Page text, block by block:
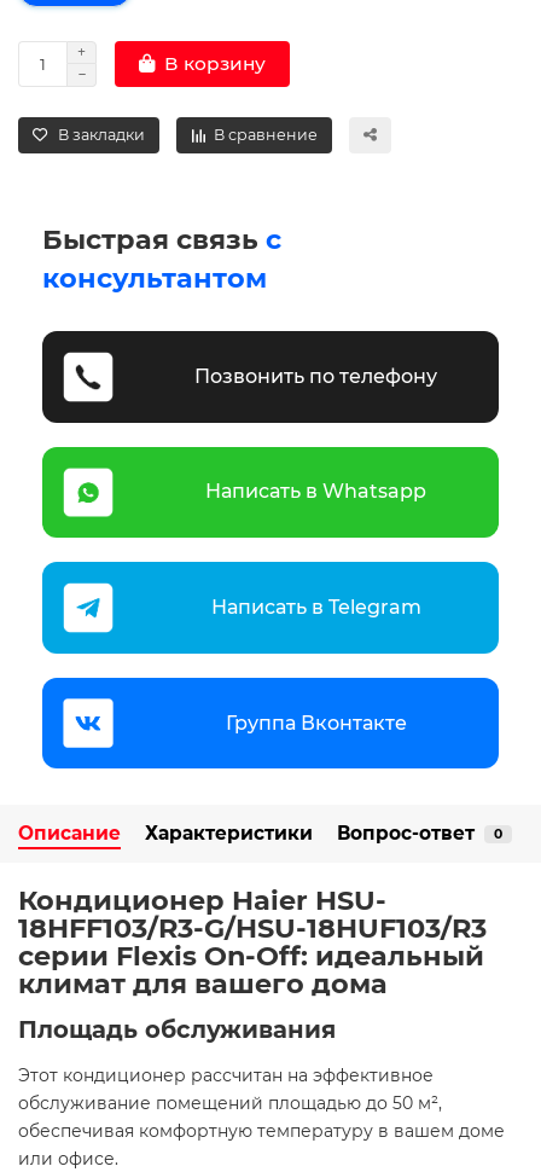
В корзину
В закладки В сравнение
Быстрая связь с
консультантом
Позвонить по телефону
Написать в Whatsapp
Написать в Telegram
Группа Вконтакте
Описание Характеристики Вопрос-ответ 0
Кондиционер Haier HSU-
18HFF103/R3-G/HSU-18HUF103/R3
серии Flexis On-Off: идеальный
климат для вашего дома ️
Площадь обслуживания
Этот кондиционер рассчитан на эффективное
обслуживание помещений площадью до 50 м²,
обеспечивая комфортную температуру в вашем доме
или офисе.